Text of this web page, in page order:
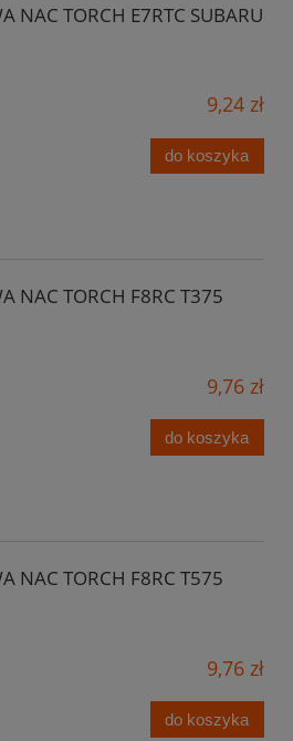
NAC TORCH E7RTC SUBARU
9,24 zł
do koszyka
NAC TORCH F8RC T375
9,76 zł
do koszyka
NAC TORCH F8RC T575
9,76 zł
do koszyka